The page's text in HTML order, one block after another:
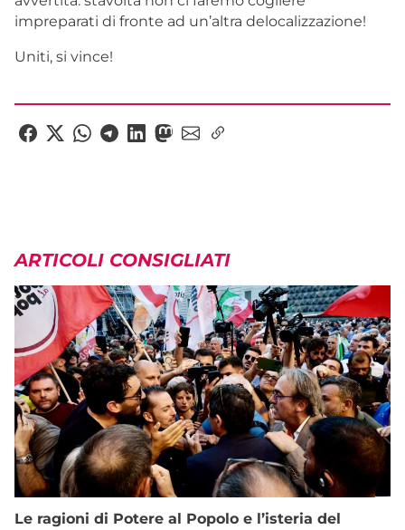
impreparati di fronte ad un’altra delocalizzazione!
Uniti, si vince!
ARTICOLI CONSIGLIATI
Le ragioni di Potere al Popolo e l’isteria del